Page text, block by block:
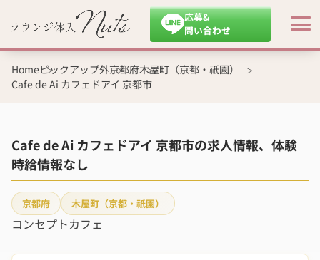
応募&
問い合わせ
Homeピックアップ外京都府木屋町（京都・祇園）
Cafe de Ai カフェドアイ 京都市
Cafe de Ai カフェドアイ 京都市の求人情報、体験
時給情報なし
京都府 木屋町（京都・祇園）
コンセプトカフェ